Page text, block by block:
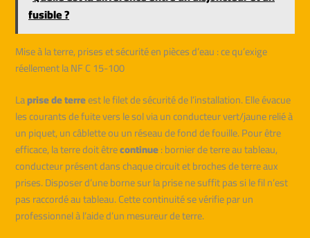
fusible ?
Mise à la terre, prises et sécurité en pièces d’eau : ce qu’exige
réellement la NF C 15-100
Laprise de terreest le filet de sécurité de l’installation. Elle évacue
les courants de fuite vers le sol via un conducteur vert/jaune relié à
un piquet, un câblette ou un réseau de fond de fouille. Pour être
efficace, la terre doit êtrecontinue: bornier de terre au tableau,
conducteur présent dans chaque circuit et broches de terre aux
prises. Disposer d’une borne sur la prise ne suffit pas si le fil n’est
pas raccordé au tableau. Cette continuité se vérifie par un
professionnel à l’aide d’un mesureur de terre.